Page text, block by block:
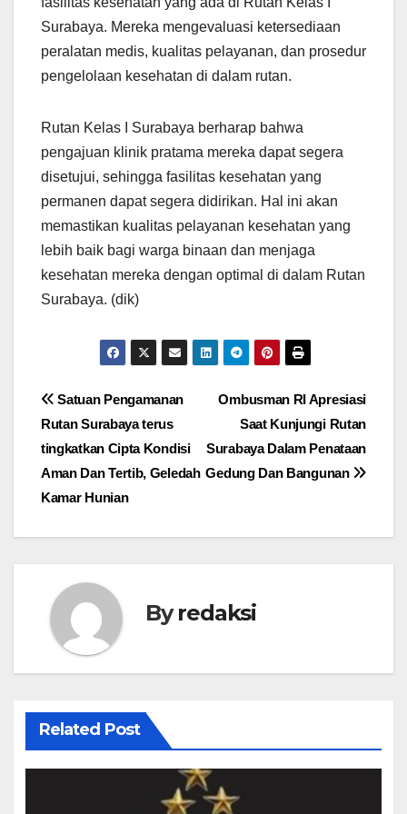
Surabaya. Mereka mengevaluasi ketersediaan
peralatan medis, kualitas pelayanan, dan prosedur
pengelolaan kesehatan di dalam rutan.
Rutan Kelas I Surabaya berharap bahwa
pengajuan klinik pratama mereka dapat segera
disetujui, sehingga fasilitas kesehatan yang
permanen dapat segera didirikan. Hal ini akan
memastikan kualitas pelayanan kesehatan yang
lebih baik bagi warga binaan dan menjaga
kesehatan mereka dengan optimal di dalam Rutan
Surabaya. (dik)
Navigasi
pos
Ombusman RI Apresiasi
Saat Kunjungi Rutan
Surabaya Dalam Penataan
Gedung Dan Bangunan
Satuan Pengamanan
Rutan Surabaya terus
tingkatkan Cipta Kondisi
Aman Dan Tertib, Geledah
Kamar Hunian
Byredaksi
Related Post